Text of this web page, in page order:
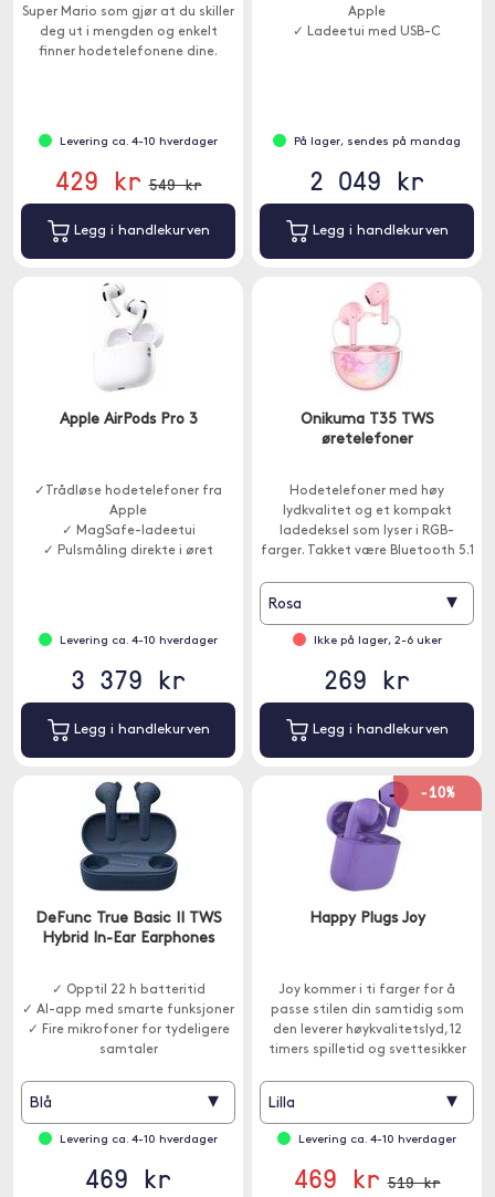
Super Mario som gjør at du skiller
deg ut i mengden og enkelt
finner hodetelefonene dine.
Levering ca. 4-10 hverdager
429 kr 549 kr
Legg i handlekurven
Apple
✓ Ladeetui med USB-C
På lager, sendes på mandag
2 049 kr
Legg i handlekurven
Apple AirPods Pro 3
✓Trådløse hodetelefoner fra
Apple
✓ MagSafe-ladeetui
✓ Pulsmåling direkte i øret
Levering ca. 4-10 hverdager
3 379 kr
Legg i handlekurven
Onikuma T35 TWS
øretelefoner
Hodetelefoner med høy
lydkvalitet og et kompakt
ladedeksel som lyser i RGB-
farger. Takket være Bluetooth 5.1
Rosa ▾
Ikke på lager, 2-6 uker
269 kr
Legg i handlekurven
DeFunc True Basic II TWS
Hybrid In-Ear Earphones
✓ Opptil 22 h batteritid
✓ AI-app med smarte funksjoner
✓ Fire mikrofoner for tydeligere
samtaler
Blå ▾
Levering ca. 4-10 hverdager
469 kr
-10%
Happy Plugs Joy
Joy kommer i ti farger for å
passe stilen din samtidig som
den leverer høykvalitetslyd, 12
timers spilletid og svettesikker
Lilla ▾
Levering ca. 4-10 hverdager
469 kr 519 kr